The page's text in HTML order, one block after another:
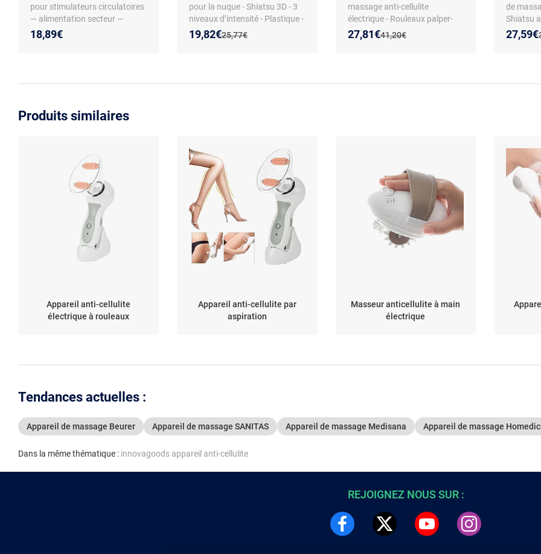
pour stimulateurs circulatoires
— alimentation secteur —
compatible Revitive — couleur
blanche — matériau plastique
18,89€
pour la nuque - Shiatsu 3D - 3
niveaux d’intensité - Plastique -
Sans chaleurAncien prix :
25,77€
Nouveau prix :
19,82€
Réduction de :
massage anti-cellulite
électrique - Rouleaux palper-
rouler - 3 programmes -
Rechargeable - Sans fonction
Ancien prix :
41,20€
Nouveau prix :
27,81€
Réduction de :
de
Shiatsu
-
27,59€
Produits similaires
Appareil anti-cellulite
électrique à rouleaux
Appareil anti-cellulite par
aspiration
Masseur anticellulite à main
électrique
Tendances actuelles :
Appareil de massage Beurer Appareil de massage SANITAS Appareil de massage Medisana Appareil de massage
Dans la même thématique : innovagoods appareil anti-cellulite
REJOIGNEZ NOUS SUR :